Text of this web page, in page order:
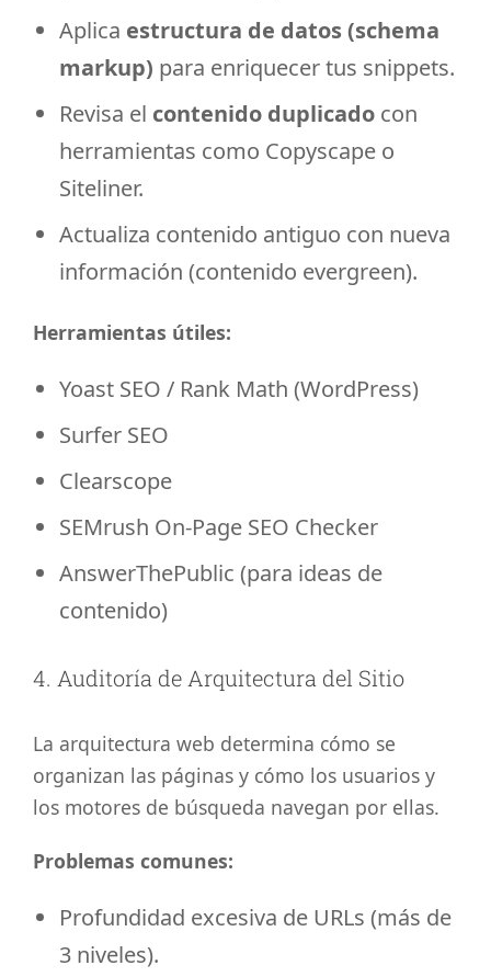
Aplica estructura de datos (schema
markup) para enriquecer tus snippets.
Revisa el contenido duplicado con
herramientas como Copyscape o
Siteliner.
Actualiza contenido antiguo con nueva
información (contenido evergreen).
Herramientas útiles:
Yoast SEO / Rank Math (WordPress)
Surfer SEO
Clearscope
SEMrush On-Page SEO Checker
AnswerThePublic (para ideas de
contenido)
4. Auditoría de Arquitectura del Sitio
La arquitectura web determina cómo se
organizan las páginas y cómo los usuarios y
los motores de búsqueda navegan por ellas.
Problemas comunes:
Profundidad excesiva de URLs (más de
3 niveles).